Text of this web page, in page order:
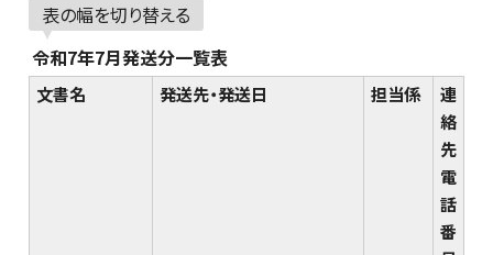
表の幅を切り替える
令和7年7月発送分一覧表
文書名 発送先・発送日 担当係
連
絡
先
電
話
番